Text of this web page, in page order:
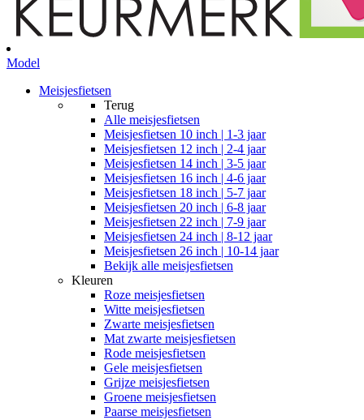
Model
Meisjesfietsen
Terug
Alle meisjesfietsen
Meisjesfietsen 10 inch | 1-3 jaar
Meisjesfietsen 12 inch | 2-4 jaar
Meisjesfietsen 14 inch | 3-5 jaar
Meisjesfietsen 16 inch | 4-6 jaar
Meisjesfietsen 18 inch | 5-7 jaar
Meisjesfietsen 20 inch | 6-8 jaar
Meisjesfietsen 22 inch | 7-9 jaar
Meisjesfietsen 24 inch | 8-12 jaar
Meisjesfietsen 26 inch | 10-14 jaar
Bekijk alle meisjesfietsen
Kleuren
Roze meisjesfietsen
Witte meisjesfietsen
Zwarte meisjesfietsen
Mat zwarte meisjesfietsen
Rode meisjesfietsen
Gele meisjesfietsen
Grijze meisjesfietsen
Groene meisjesfietsen
Paarse meisjesfietsen